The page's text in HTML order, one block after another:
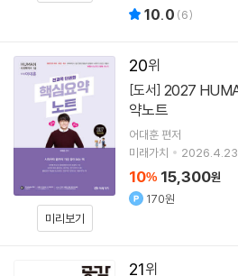
10.0 (6)
20
미리보기
[도서]
약노트
어대훈 편저
미래가치
2026.4.23.
10% 15,300원
170원
21